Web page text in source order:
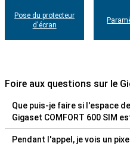
Pose du protecteur
d'écran
Foire aux questions sur le
Que puis-je faire si l'espace
Gigaset COMFORT 600 SIM
Pendant l'appel, je vois un